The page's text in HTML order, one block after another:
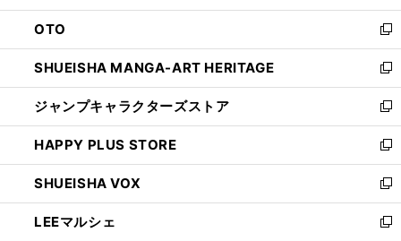
ウ
で
開
く
ン
ド
ウ
で
開
く
OTO
新
し
い
ウ
ィ
ン
ド
ウ
で
開
く
SHUEISHA MANGA-ART HERITAGE
新
し
い
ウ
ィ
ン
ド
ウ
で
ジャンプキャラクターズストア
新
し
い
ウ
ィ
ン
ド
HAPPY PLUS STORE
新
し
い
ウ
ィ
SHUEISHA VOX
新
し
い
LEEマルシェ
新